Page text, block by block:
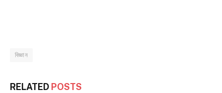
বিজ্ঞান
RELATED POSTS